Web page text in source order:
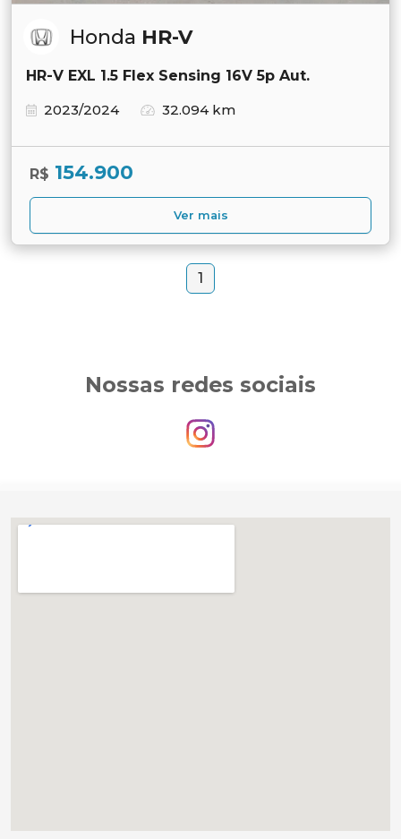
Honda HR-V
HR-V EXL 1.5 Flex Sensing 16V 5p Aut.
2023/2024
32.094 km
R$ 154.900
Ver mais
1
Nossas redes sociais